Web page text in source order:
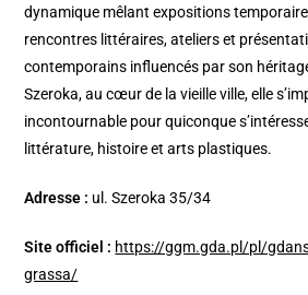
dynamique mêlant expositions
rencontres littéraires, ateliers et
contemporains influencés par son
Szeroka, au cœur de la vieille ville, elle
incontournable pour quiconque
littérature, histoire et arts plastiques.
Adresse : ul. Szeroka 35/34
Site officiel : https://ggm.gda.pl/pl/
grassa/